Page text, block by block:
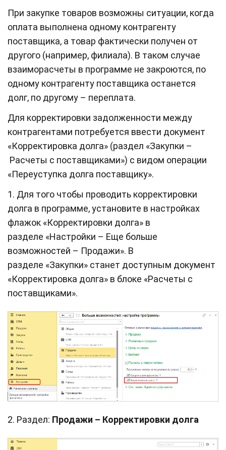
При закупке товаров возможны ситуации, когда
оплата выполнена одному контрагенту
поставщика, а товар фактически получен от
другого (например, филиала). В таком случае
взаиморасчеты в программе не закроются, по
одному контрагенту поставщика останется
долг, по другому – переплата.
Для корректировки задолженности между
контрагентами потребуется ввести документ
«Корректировка долга» (раздел «Закупки –
Расчеты с поставщиками») с видом операции
«Переуступка долга поставщику».
1. Для того чтобы проводить корректировки
долга в программе, установите в настройках
флажок «Корректировки долга» в
разделе «Настройки – Еще больше
возможностей – Продажи». В
разделе «Закупки» станет доступным документ
«Корректировка долга» в блоке «Расчеты с
поставщиками».
2. Раздел: Продажи – Корректировки долга